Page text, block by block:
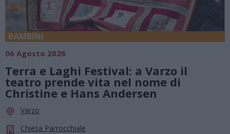
BAMBINI
06 Agosto 2026
Terra e Laghi Festival: a Varzo il
teatro prende vita nel nome di
Christine e Hans Andersen
Varzo
Chiesa Parrocchiale